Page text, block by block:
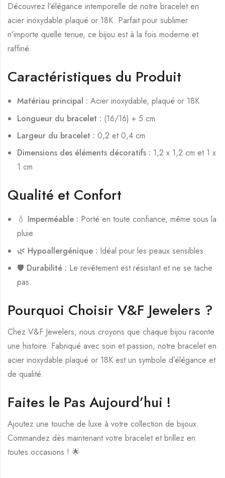
Découvrez l’élégance intemporelle de notre bracelet en
acier inoxydable plaqué or 18K. Parfait pour sublimer
n’importe quelle tenue, ce bijou est à la fois moderne et
raffiné.
Caractéristiques du Produit
Matériau principal : Acier inoxydable, plaqué or 18K
Longueur du bracelet : (16/16) + 5 cm
Largeur du bracelet : 0,2 et 0,4 cm
Dimensions des éléments décoratifs : 1,2 x 1,2 cm et 1 x
1 cm
Qualité et Confort
💧 Imperméable : Porté en toute confiance, même sous la
pluie.
🌿 Hypoallergénique : Idéal pour les peaux sensibles.
🛡️ Durabilité : Le revêtement est résistant et ne se tache
pas.
Pourquoi Choisir V&F Jewelers ?
Chez V&F Jewelers, nous croyons que chaque bijou raconte
une histoire. Fabriqué avec soin et passion, notre bracelet en
acier inoxydable plaqué or 18K est un symbole d’élégance et
de qualité.
Faites le Pas Aujourd’hui !
Ajoutez une touche de luxe à votre collection de bijoux.
Commandez dès maintenant votre bracelet et brillez en
toutes occasions ! 🌟